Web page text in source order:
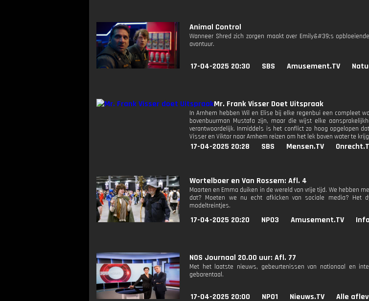
Animal Control
Wanneer Shred zich zorgen maakt over Emily&#39;s
avontuur.
17-04-2025 20:30 SBS Amusement.TV
Mr. Frank Visser Doet Uitspraak
In Arnhem hebben Wil en Elise bij elke regenbui een compleet
bovenbuurman Mustafa zijn, maar die wijst elke
verantwoordelijk. Inmiddels is het conflict zo hoog opgelopen
Visser en Viktor naar Arnhem reizen om het lek boven water te
17-04-2025 20:28 SBS Mensen.TV
Wortelboer en Van Rossem: Afl. 4
Maarten en Emma duiken in de wereld van vrije tijd. We hebben
dat? Moeten we nu echt afkicken van sociale media? Het
modeltreintjes.
17-04-2025 20:20 NPO3 Amusement.TV
NOS Journaal 20.00 uur: Afl. 77
Met het laatste nieuws, gebeurtenissen van nationaal en
gebarentaal.
17-04-2025 20:00 NPO1 Nieuws.TV Alle